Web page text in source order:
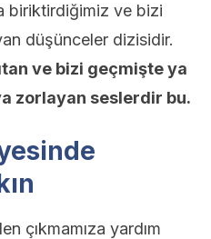
biriktirdiğimiz ve bizi
düşünceler dizisidir.
ve bizi geçmişte ya
zorlayan seslerdir bu.
çıkmamıza yardım